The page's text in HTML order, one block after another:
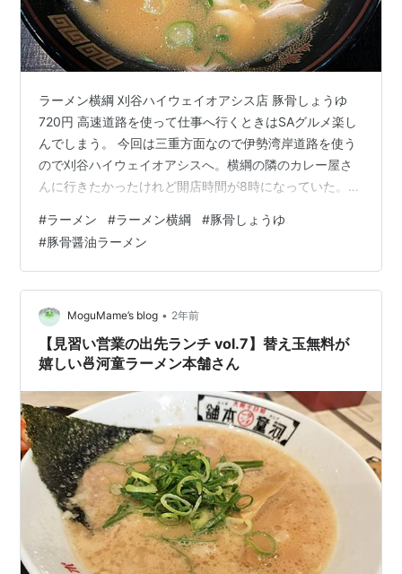
ラーメン横綱 刈谷ハイウェイオアシス店 豚骨しょうゆ
720円 高速道路を使って仕事へ行くときはSAグルメ楽し
んでしまう。 今回は三重方面なので伊勢湾岸道路を使う
ので刈谷ハイウェイオアシスへ。横綱の隣のカレー屋さ
んに行きたかったけれど開店時間が8時になっていた。以
とができないので横綱へ。 フードコート方式のお店なの
で空いていればとても早く提供してくれるのが有難い。
ネギを少し増して席へ着く。 熱々でほっとする。ネギを
絡めて食べると満足度高い。あと横綱のチャーシューは
味付けが薄くて火が入り過ぎていなくて豚肉の味が強い
から好み。 朝のラーメンもいい…
#ラーメン #ラーメン横綱 #豚骨しょうゆ
#豚骨醤油ラーメン
MoguMame’s blog • 2年前
【見習い営業の出先ランチ vol.7】替え玉無料が
嬉しい🍜河童ラーメン本舗さん